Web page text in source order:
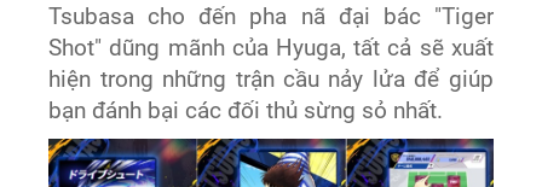
Tsubasa cho đến pha nã đại bác "Tiger
Shot" dũng mãnh của Hyuga, tất cả sẽ xuất
hiện trong những trận cầu nảy lửa để giúp
bạn đánh bại các đối thủ sừng sỏ nhất.